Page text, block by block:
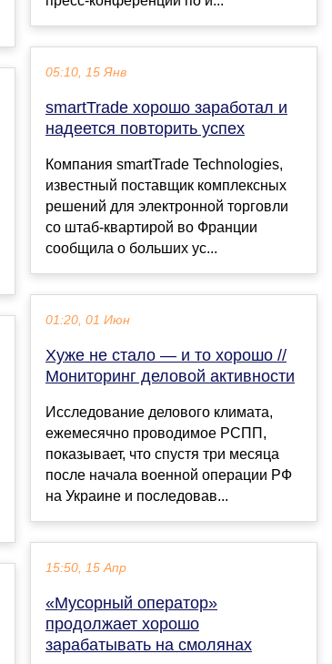
05:10, 15 Янв
smartTrade хорошо заработал и
надеется повторить успех
Компания smartTrade Technologies,
известный поставщик комплексных
решений для электронной торговли
со штаб-квартирой во Франции
сообщила о больших ус...
01:20, 01 Июн
Хуже не стало — и то хорошо //
Мониторинг деловой активности
Исследование делового климата,
ежемесячно проводимое РСПП,
показывает, что спустя три месяца
после начала военной операции РФ
на Украине и последовав...
15:50, 15 Апр
«Мусорный оператор»
продолжает хорошо
зарабатывать на смолянах